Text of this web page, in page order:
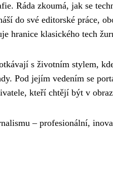
Ráda zkoumá, jak se
do své editorské práce,
hranice klasického tech
s životním stylem,
Pod jejím vedením se
kteří chtějí být v
– profesionální,